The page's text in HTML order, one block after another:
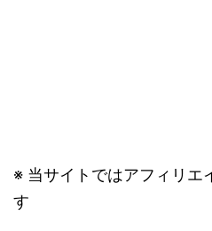
※ 当サイトではアフィリエ
す